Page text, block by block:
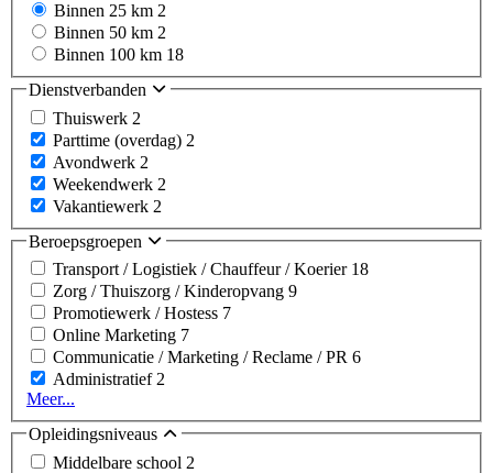
Binnen 25 km 2
Binnen 50 km 2
Binnen 100 km 18
Dienstverbanden
Thuiswerk 2
Parttime (overdag) 2
Avondwerk 2
Weekendwerk 2
Vakantiewerk 2
Beroepsgroepen
Transport / Logistiek / Chauffeur / Koerier 18
Zorg / Thuiszorg / Kinderopvang 9
Promotiewerk / Hostess 7
Online Marketing 7
Communicatie / Marketing / Reclame / PR 6
Administratief2
Meer...
Opleidingsniveaus
Middelbare school 2